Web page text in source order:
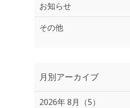
お知らせ
その他
月別アーカイブ
2026年 8月（5）